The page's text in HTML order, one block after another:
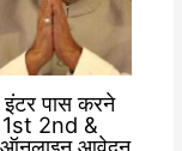
पास करने
1st 2nd &